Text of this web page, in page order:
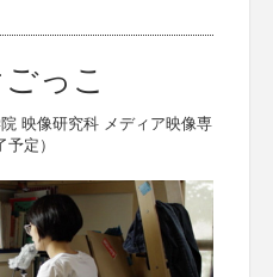
っこ
映像研究科 メディア映像専
予定）